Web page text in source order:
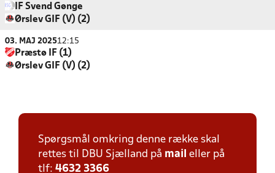
IF Svend Gønge
Ørslev GIF (V) (2)
03. MAJ 202512:15
Præstø IF (1)
Ørslev GIF (V) (2)
Spørgsmål omkring denne række skal
rettes til DBU Sjælland på mail eller på
tlf: 4632 3366